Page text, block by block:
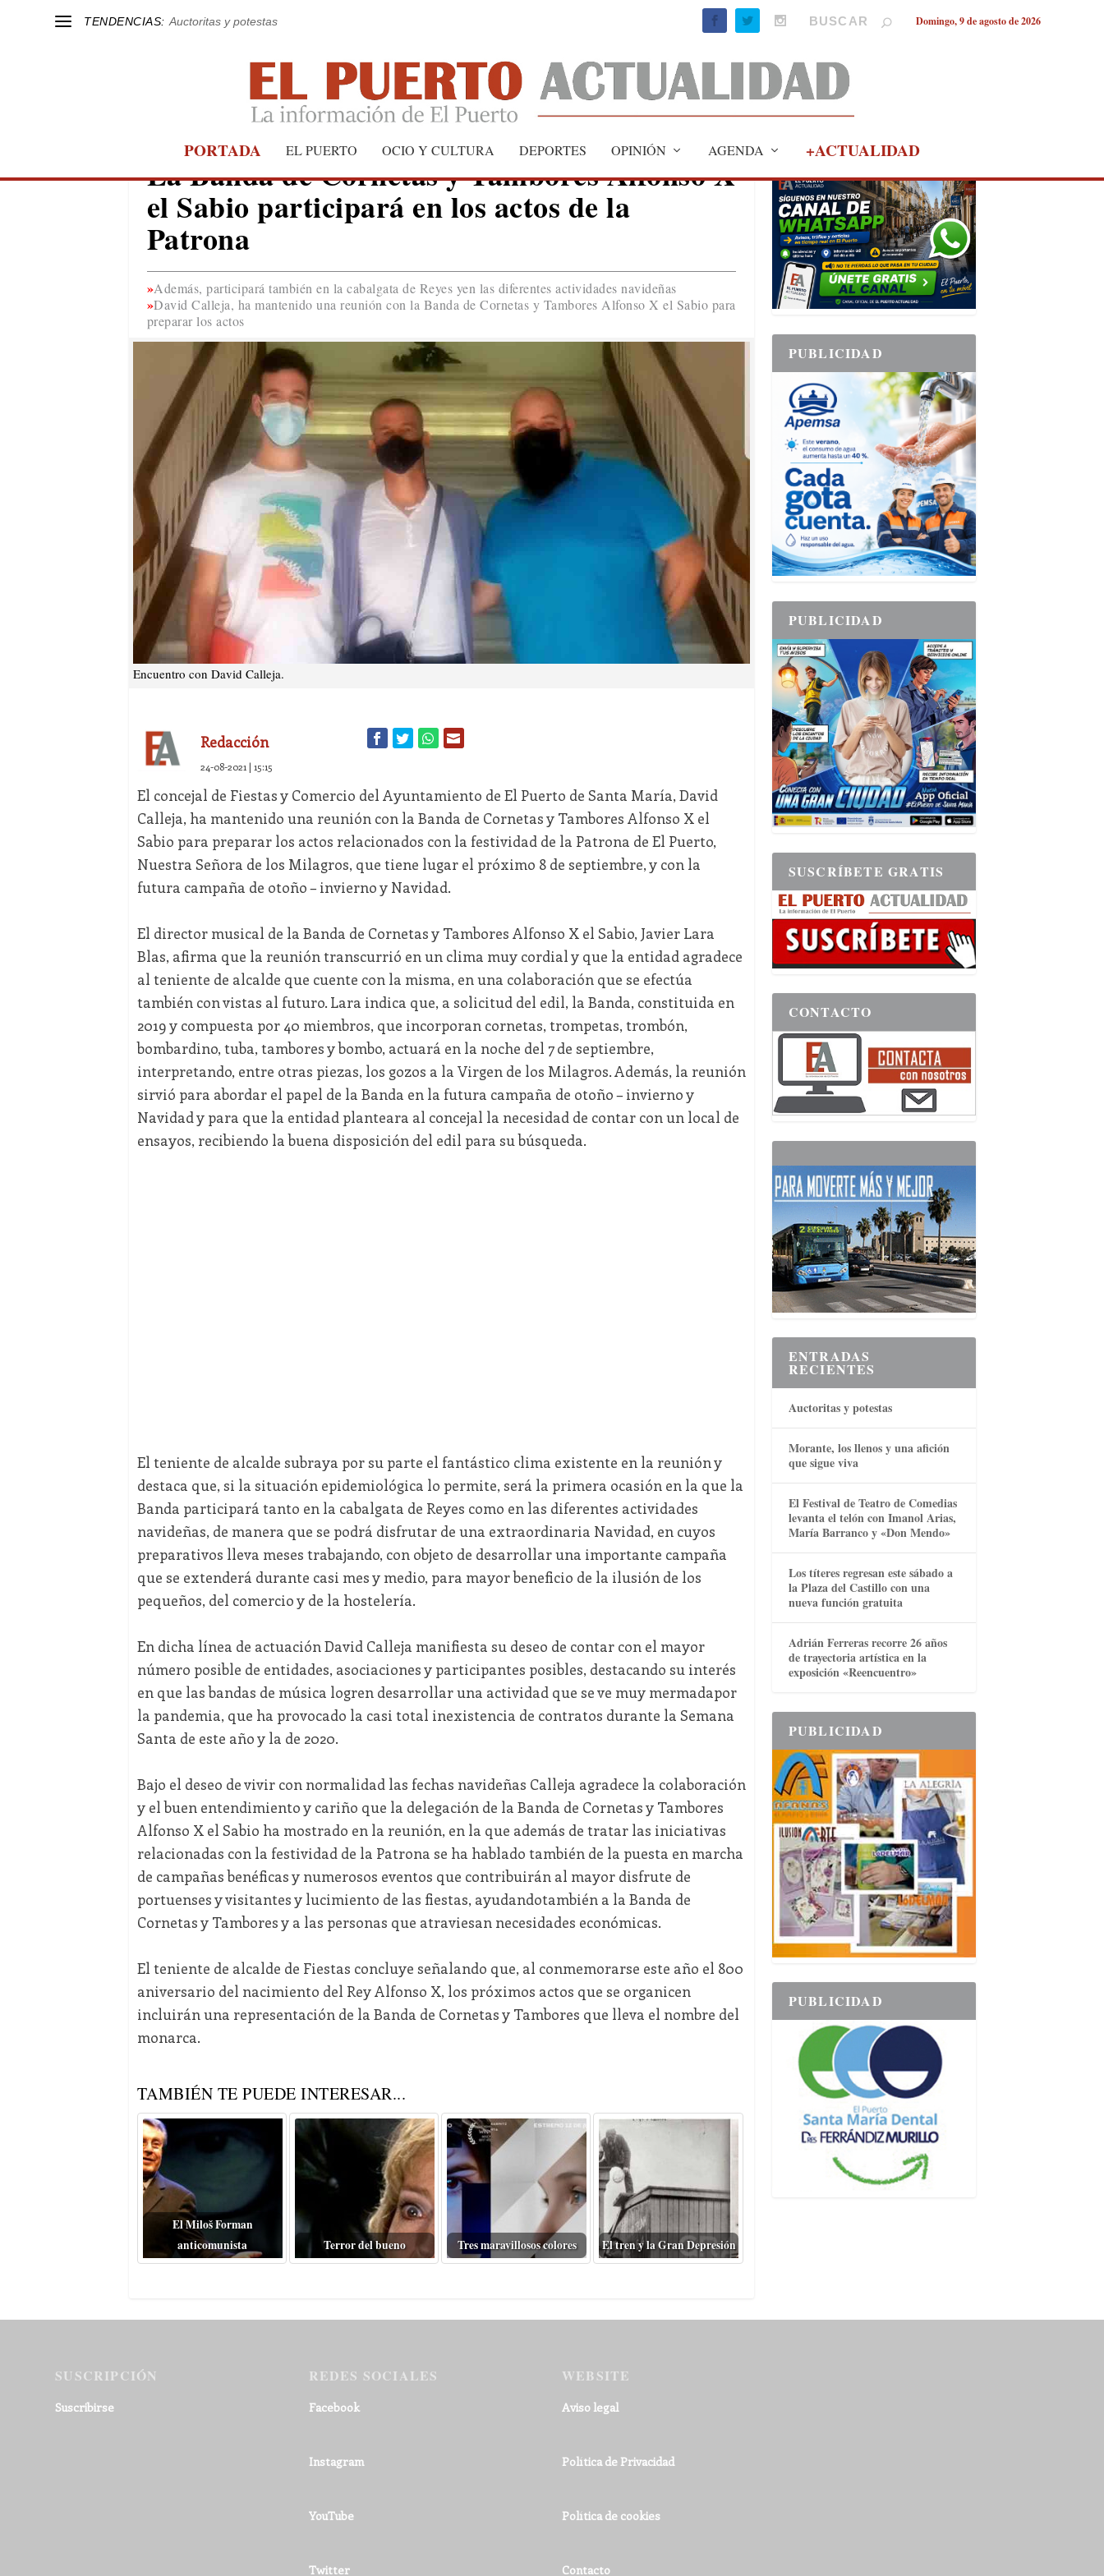
TENDENCIAS: Auctoritas y potestas Domingo, 9 de agosto de 2026
PORTADA EL PUERTO OCIO Y CULTURA DEPORTES OPINIÓN AGENDA +ACTUALIDAD
EL PUERTO
La Banda de Cornetas y Tambores Alfonso X
el Sabio participará en los actos de la
Patrona
Además, participará también en la cabalgata de Reyes yen las diferentes actividades navideñas
David Calleja, ha mantenido una reunión con la Banda de Cornetas y Tambores Alfonso X el Sabio para
preparar los actos
Encuentro con David Calleja.
Redacción
24-08-2021 | 15:15
El concejal de Fiestas y Comercio del Ayuntamiento de El Puerto de Santa María, David
Calleja, ha mantenido una reunión con la Banda de Cornetas y Tambores Alfonso X el
Sabio para preparar los actos relacionados con la festividad de la Patrona de El Puerto,
Nuestra Señora de los Milagros, que tiene lugar el próximo 8 de septiembre, y con la
futura campaña de otoño – invierno y Navidad.
El director musical de la Banda de Cornetas y Tambores Alfonso X el Sabio, Javier Lara
Blas, afirma que la reunión transcurrió en un clima muy cordial y que la entidad agradece
al teniente de alcalde que cuente con la misma, en una colaboración que se efectúa
también con vistas al futuro. Lara indica que, a solicitud del edil, la Banda, constituida en
2019 y compuesta por 40 miembros, que incorporan cornetas, trompetas, trombón,
bombardino, tuba, tambores y bombo, actuará en la noche del 7 de septiembre,
interpretando, entre otras piezas, los gozos a la Virgen de los Milagros. Además, la reunión
sirvió para abordar el papel de la Banda en la futura campaña de otoño – invierno y
Navidad y para que la entidad planteara al concejal la necesidad de contar con un local de
ensayos, recibiendo la buena disposición del edil para su búsqueda.
El teniente de alcalde subraya por su parte el fantástico clima existente en la reunión y
destaca que, si la situación epidemiológica lo permite, será la primera ocasión en la que la
Banda participará tanto en la cabalgata de Reyes como en las diferentes actividades
navideñas, de manera que se podrá disfrutar de una extraordinaria Navidad, en cuyos
preparativos lleva meses trabajando, con objeto de desarrollar una importante campaña
que se extenderá durante casi mes y medio, para mayor beneficio de la ilusión de los
pequeños, del comercio y de la hostelería.
En dicha línea de actuación David Calleja manifiesta su deseo de contar con el mayor
número posible de entidades, asociaciones y participantes posibles, destacando su interés
en que las bandas de música logren desarrollar una actividad que se ve muy mermadapor
la pandemia, que ha provocado la casi total inexistencia de contratos durante la Semana
Santa de este año y la de 2020.
Bajo el deseo de vivir con normalidad las fechas navideñas Calleja agradece la colaboración
y el buen entendimiento y cariño que la delegación de la Banda de Cornetas y Tambores
Alfonso X el Sabio ha mostrado en la reunión, en la que además de tratar las iniciativas
relacionadas con la festividad de la Patrona se ha hablado también de la puesta en marcha
de campañas benéficas y numerosos eventos que contribuirán al mayor disfrute de
portuenses y visitantes y lucimiento de las fiestas, ayudandotambién a la Banda de
Cornetas y Tambores y a las personas que atraviesan necesidades económicas.
El teniente de alcalde de Fiestas concluye señalando que, al conmemorarse este año el 800
aniversario del nacimiento del Rey Alfonso X, los próximos actos que se organicen
incluirán una representación de la Banda de Cornetas y Tambores que lleva el nombre del
monarca.
TAMBIÉN TE PUEDE INTERESAR...
El Miloš Forman
anticomunista
Terror del bueno Tres maravillosos colores El tren y la Gran Depresión
PUBLICIDAD
PUBLICIDAD
PUBLICIDAD
SUSCRÍBETE GRATIS
CONTACTO
ENTRADAS
RECIENTES
Auctoritas y potestas
Morante, los llenos y una afición
que sigue viva
El Festival de Teatro de Comedias
levanta el telón con Imanol Arias,
María Barranco y «Don Mendo»
Los títeres regresan este sábado a
la Plaza del Castillo con una
nueva función gratuita
Adrián Ferreras recorre 26 años
de trayectoria artística en la
exposición «Reencuentro»
PUBLICIDAD
PUBLICIDAD
SUSCRIPCIÓN
Suscribirse
REDES SOCIALES
Facebook
Instagram
YouTube
Twitter
WEBSITE
Aviso legal
Política de Privacidad
Política de cookies
Contacto